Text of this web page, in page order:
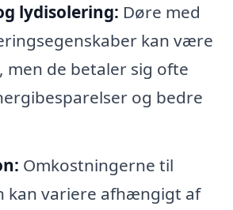
lydisolering: Døre med
kan være
men de betaler sig ofte
og bedre
Omkostningerne til
kan variere afhængigt af